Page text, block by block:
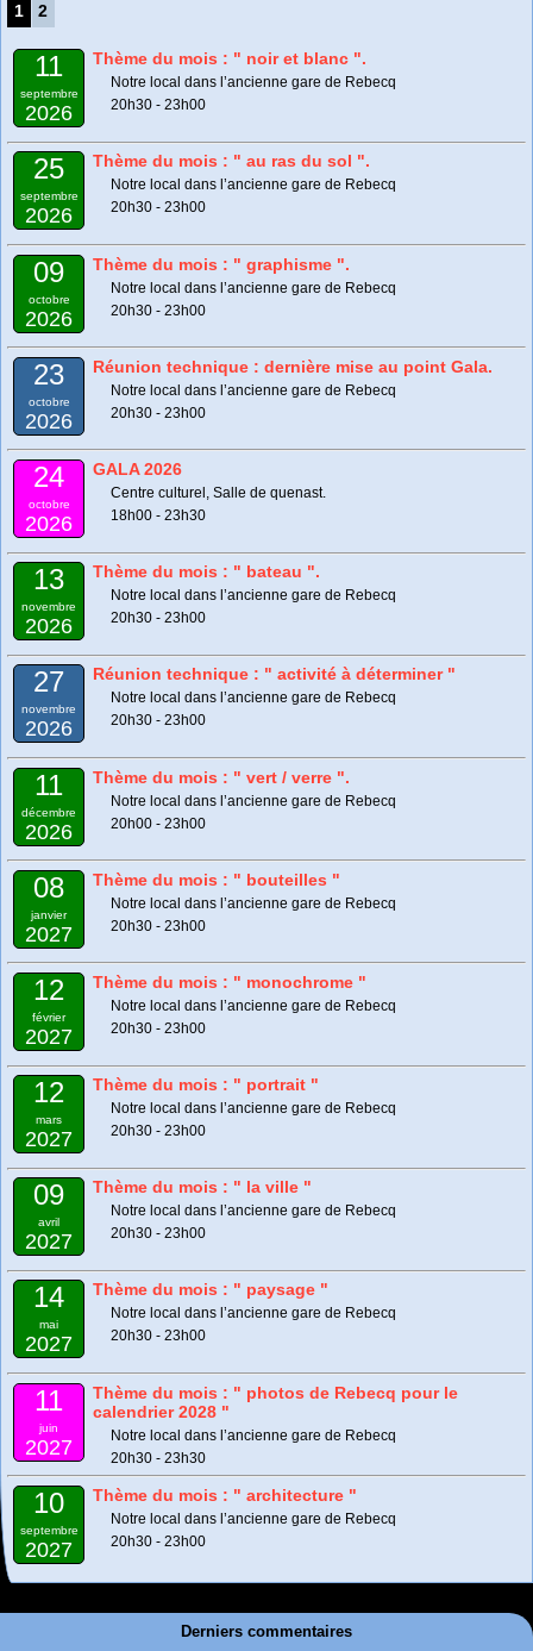
1 2
11
septembre
2026
Thème du mois : " noir et blanc ".
Notre local dans l’ancienne gare de Rebecq
20h30 - 23h00
25
septembre
2026
Thème du mois : " au ras du sol ".
Notre local dans l’ancienne gare de Rebecq
20h30 - 23h00
09
octobre
2026
Thème du mois : " graphisme ".
Notre local dans l’ancienne gare de Rebecq
20h30 - 23h00
23
octobre
2026
Réunion technique : dernière mise au point Gala.
Notre local dans l’ancienne gare de Rebecq
20h30 - 23h00
24
octobre
2026
GALA 2026
Centre culturel, Salle de quenast.
18h00 - 23h30
13
novembre
2026
Thème du mois : " bateau ".
Notre local dans l’ancienne gare de Rebecq
20h30 - 23h00
27
novembre
2026
Réunion technique : " activité à déterminer "
Notre local dans l’ancienne gare de Rebecq
20h30 - 23h00
11
décembre
2026
Thème du mois : " vert / verre ".
Notre local dans l’ancienne gare de Rebecq
20h00 - 23h00
08
janvier
2027
Thème du mois : " bouteilles "
Notre local dans l’ancienne gare de Rebecq
20h30 - 23h00
12
février
2027
Thème du mois : " monochrome "
Notre local dans l’ancienne gare de Rebecq
20h30 - 23h00
12
mars
2027
Thème du mois : " portrait "
Notre local dans l’ancienne gare de Rebecq
20h30 - 23h00
09
avril
2027
Thème du mois : " la ville "
Notre local dans l’ancienne gare de Rebecq
20h30 - 23h00
14
mai
2027
Thème du mois : " paysage "
Notre local dans l’ancienne gare de Rebecq
20h30 - 23h00
11
juin
2027
Thème du mois : " photos de Rebecq pour le
calendrier 2028 "
Notre local dans l’ancienne gare de Rebecq
20h30 - 23h30
10
septembre
2027
Thème du mois : " architecture "
Notre local dans l’ancienne gare de Rebecq
20h30 - 23h00
Derniers commentaires